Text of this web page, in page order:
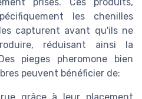
les chenilles
capturent avant qu'ils ne
réduisant ainsi la
pieges pheromone bien
peuvent bénéficier de: